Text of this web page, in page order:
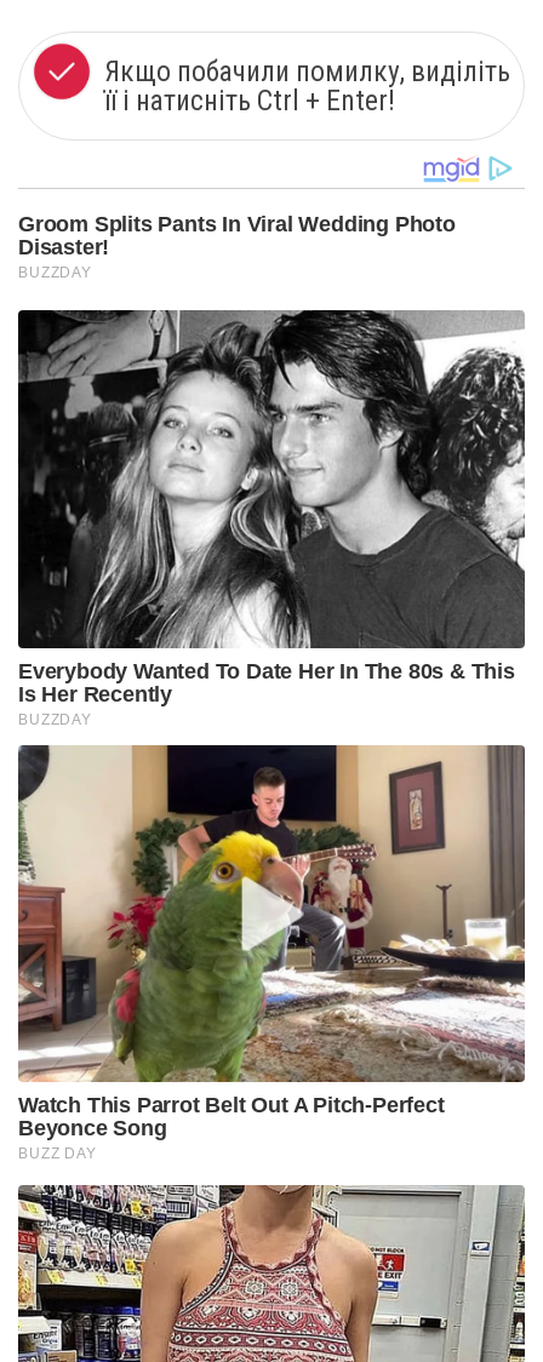
Якщо побачили помилку, виділіть
її і натисніть Ctrl + Enter!
Groom Splits Pants In Viral Wedding Photo
Disaster!
BUZZDAY
Everybody Wanted To Date Her In The 80s & This
Is Her Recently
BUZZDAY
Watch This Parrot Belt Out A Pitch-Perfect
Beyonce Song
BUZZ DAY